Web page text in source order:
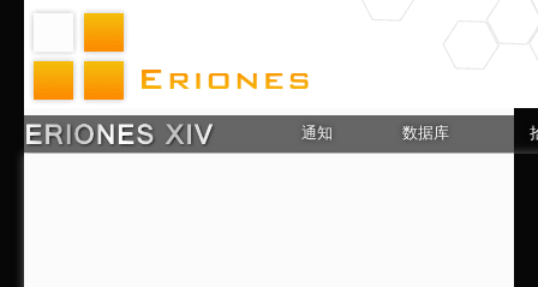
通知 数据库